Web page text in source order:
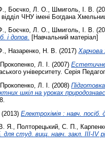
Боєчко, Л. О. Шмиголь, І. В.
ЧНУ імені Богдана
, Боєчко, Л. О., Шмиголь, І. В.
і допов. [Навчальний матеріал]
, Назаренко, Н. В. (2017) Харчова
Прокопенко, Л. І. (2007) Естетичне
університету. Серія
Прокопенко, Л. І. (2008)
шкіл на уроках
(2013) Електрохімія : навч.
Я., Полторецький, С. П.,
для студ. вищ. навч. закл. ІІІ-IV